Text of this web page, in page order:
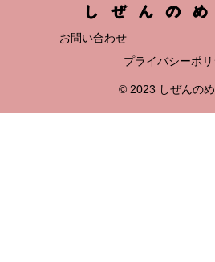
しぜんの
お問い合わせ
プライバシーポ
© 2023 しぜんのめ